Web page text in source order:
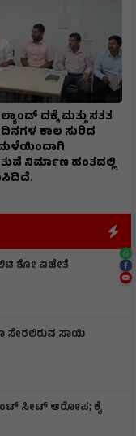
ದಕ್ಕೆ ಮತ್ತು ಸತತ
ಕಾಲ ಸುರಿದ
ನಿರ್ಮಾಣ ಹಂತದಲ್ಲಿ
ಶೋ ವಿಜೇತೆ
ಸಾಯಿ
ಸೀಟ್ ಆರೋಪ; ಕೈ